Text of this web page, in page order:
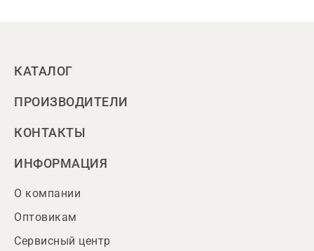
КАТАЛОГ
ПРОИЗВОДИТЕЛИ
КОНТАКТЫ
ИНФОРМАЦИЯ
О компании
Оптовикам
Сервисный центр